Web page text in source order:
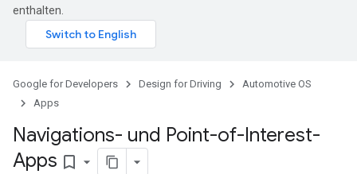
enthalten.
Google for Developers Design for Driving
Automotive OS
Apps
Navigations- und Point-of-Interest-
Apps bookmark_border